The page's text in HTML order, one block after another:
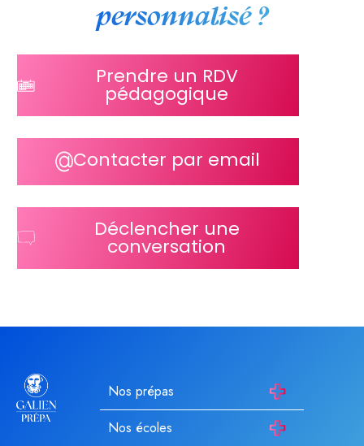
personnalisé ?
Prendre un RDV
pédagogique
Contacter par email
Déclencher une
conversation
Nos prépas
Nos écoles